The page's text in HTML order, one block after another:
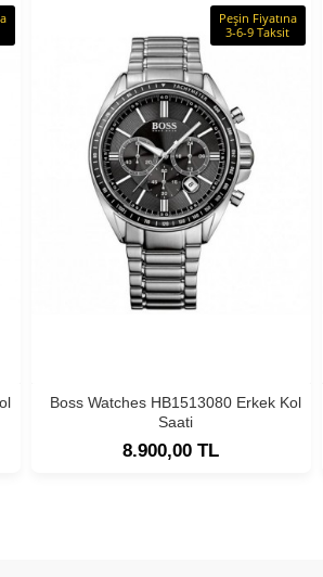
Peşin Fiyatına
3-6-9 Taksit
Boss Watches HB1513080 Erkek Kol
Saati
8.900,00 TL